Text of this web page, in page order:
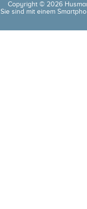
Copyright © 2026
Sie sind mit einem